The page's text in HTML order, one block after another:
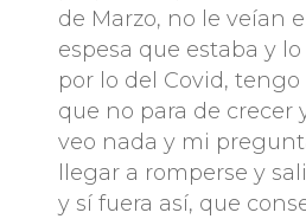
de Marzo, no le veían
espesa que estaba y
por lo del Covid,
que no para de crecer
veo nada y mi
llegar a romperse y
y sí fuera así, que